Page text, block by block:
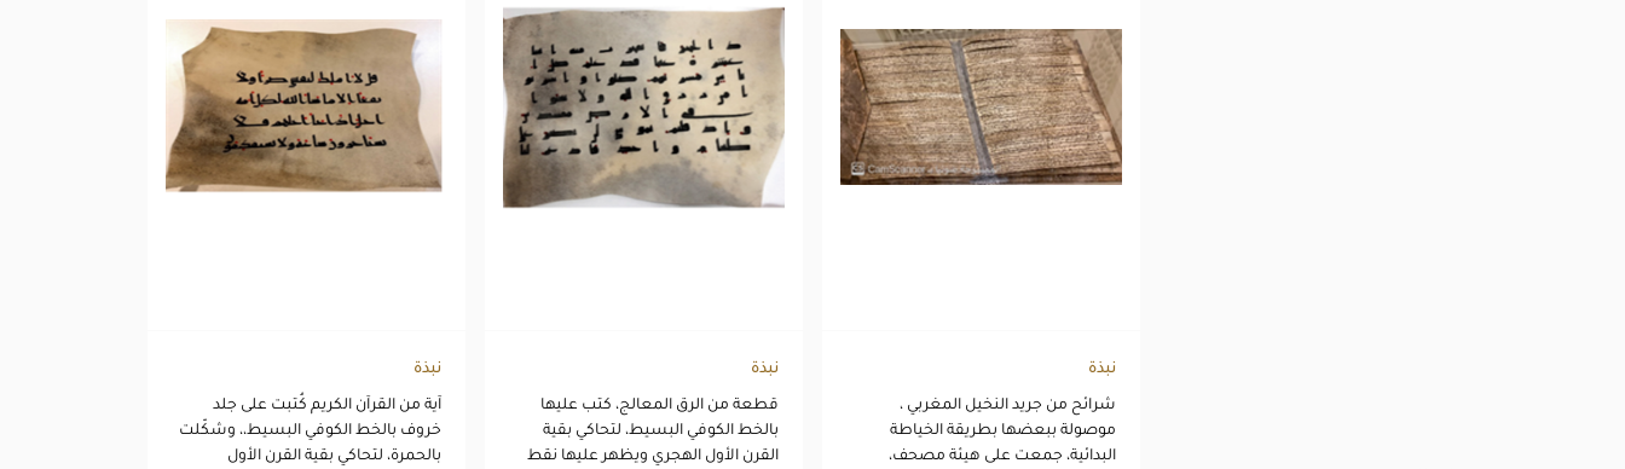
نبذة
شرائح من جريد النخيل المغربي ،
موصولة ببعضها بطريقة الخياطة
البدائية، جمعت على هيئة مصحف،
نبذة
قطعة من الرق المعالج، كتب عليها
بالخط الكوفي البسيط، لتحاكي بقية
القرن الأول الهجري ويظهر عليها نقط
نبذة
آية من القرآن الكريم كُتبت على جلد
خروف بالخط الكوفي البسيط،، وشكّلت
بالحمرة، لتحاكي بقية القرن الأول